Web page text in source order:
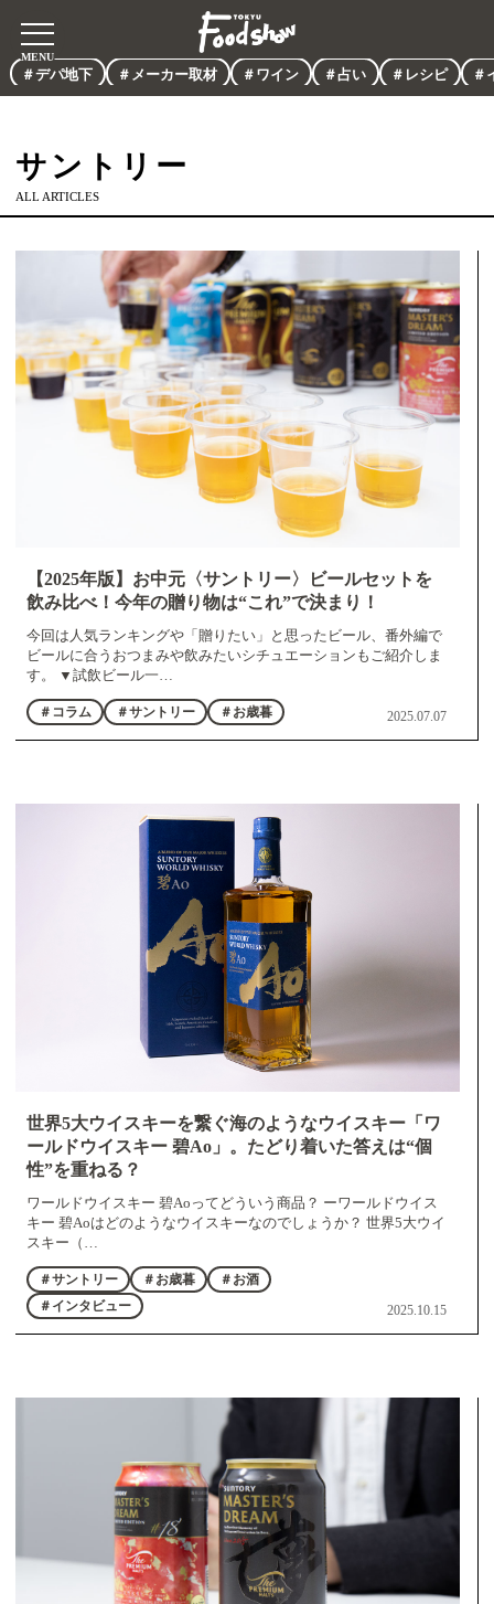
＃デパ地下 ＃メーカー取材 ＃ワイン ＃占い ＃レシピ ＃
サントリー
ALL ARTICLES
【2025年版】お中元〈サントリー〉ビールセットを
飲み比べ！今年の贈り物は“これ”で決まり！
今回は人気ランキングや「贈りたい」と思ったビール、番外編で
ビールに合うおつまみや飲みたいシチュエーションもご紹介しま
す。 ▼試飲ビール一…
＃コラム ＃サントリー ＃お歳暮 2025.07.07
世界5大ウイスキーを繋ぐ海のようなウイスキー「ワ
ールドウイスキー 碧Ao」。たどり着いた答えは“個
性”を重ねる？
ワールドウイスキー 碧Aoってどういう商品？ ーワールドウイス
キー 碧Aoはどのようなウイスキーなのでしょうか？ 世界5大ウイ
スキー（…
＃サントリー ＃お歳暮
＃お酒
＃インタビュー
2025.10.15